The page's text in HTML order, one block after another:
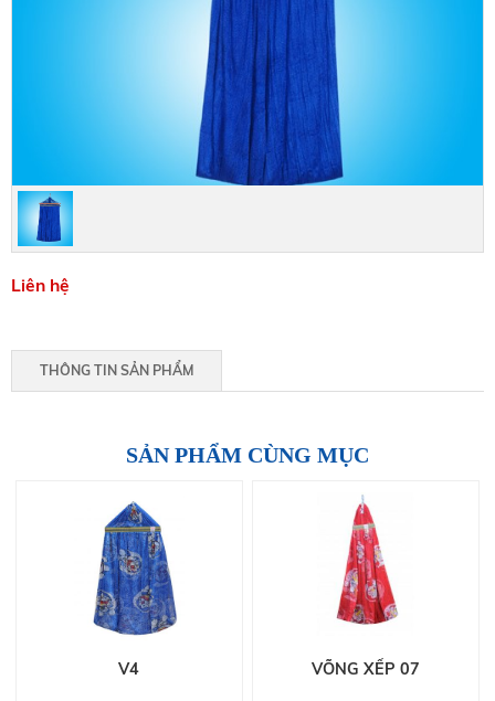
Liên hệ
THÔNG TIN SẢN PHẨM
SẢN PHẨM CÙNG MỤC
V4 VÕNG XẾP 07